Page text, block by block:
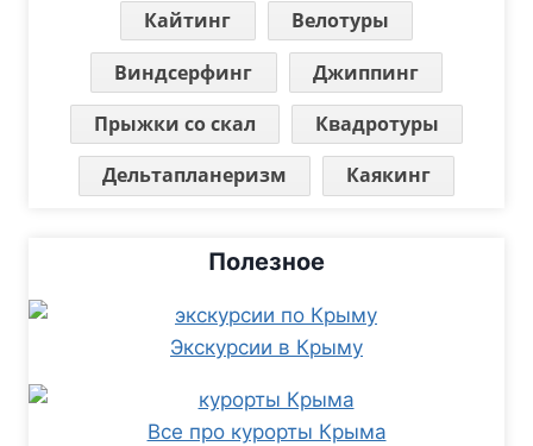
Кайтинг
Велотуры
Виндсерфинг
Джиппинг
Прыжки со скал
Квадротуры
Дельтапланеризм
Каякинг
Полезное
Экскурсии в Крыму
Все про курорты Крыма